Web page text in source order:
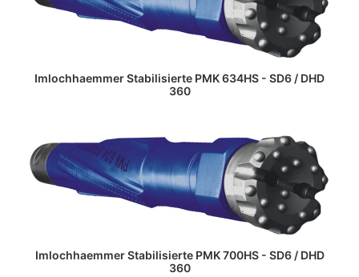
WEITERLESEN
Imlochhaemmer Stabilisierte PMK 634HS - SD6 / DHD
360
WEITERLESEN
Imlochhaemmer Stabilisierte PMK 700HS - SD6 / DHD
360